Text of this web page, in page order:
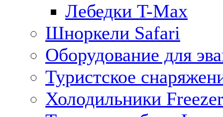
Лебедки T-Max
Шноркели Safari
Оборудование для
Туристское
Холодильники